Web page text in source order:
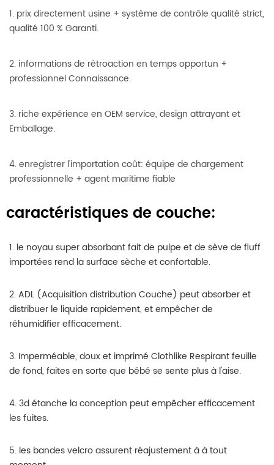
1. prix directement usine + système de contrôle qualité strict,
qualité 100 % Garanti.
2. informations de rétroaction en temps opportun +
professionnel Connaissance.
3. riche expérience en OEM service, design attrayant et
Emballage.
4. enregistrer l'importation coût: équipe de chargement
professionnelle + agent maritime fiable
caractéristiques de couche:
1. le noyau super absorbant fait de pulpe et de sève de fluff
importées rend la surface sèche et confortable.
2. ADL (Acquisition distribution Couche) peut absorber et
distribuer le liquide rapidement, et empêcher de
réhumidifier efficacement.
3. Imperméable, doux et imprimé Clothlike Respirant feuille
de fond, faites en sorte que bébé se sente plus à l'aise.
4. 3d étanche la conception peut empêcher efficacement
les fuites.
5. les bandes velcro assurent réajustement à à tout